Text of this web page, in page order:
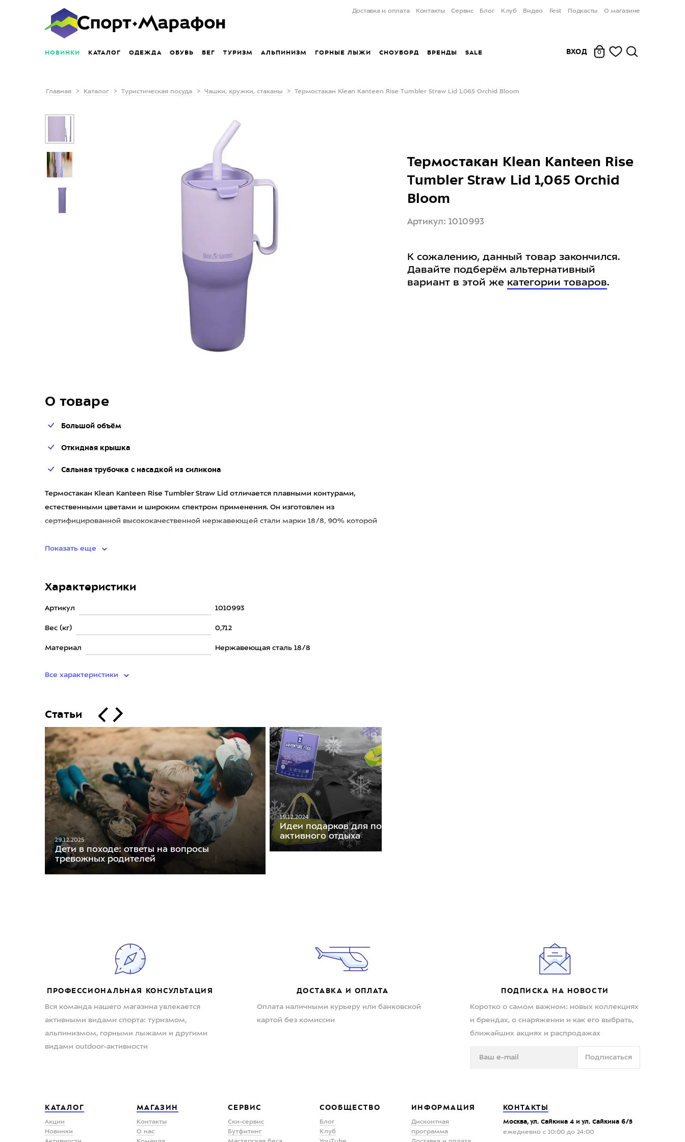
Доставка и оплата Контакты Сервис Блог Клуб Видео Fest Подкасты О магазине
НОВИНКИ КАТАЛОГ ОДЕЖДА ОБУВЬ БЕГ ТУРИЗМ АЛЬПИНИЗМ ГОРНЫЕ ЛЫЖИ СНОУБОРД БРЕНДЫ SALE ВХОД 0
Главная Каталог Туристическая посуда Чашки, кружки, стаканы Термостакан Klean Kanteen Rise Tumbler Straw Lid 1,065 Orchid Bloom
О товаре
Большой объём
Откидная крышка
Сальная трубочка с насадкой из силикона
Термостакан Klean Kanteen Rise Tumbler Straw Lid отличается плавными контурами,
естественными цветами и широким спектром применения. Он изготовлен из
сертифицированной высококачественной нержавеющей стали марки 18/8, 90% которой
Показать еще
Характеристики
Артикул 1010993
Вес (кг) 0,712
Материал Нержавеющая сталь 18/8
Все характеристики
Статьи
29.12.2025
Дети в походе: ответы на вопросы
тревожных родителей
19.12.2024
Идеи подарков для поклонников
активного отдыха
Термостакан Klean Kanteen Rise
Tumbler Straw Lid 1,065 Orchid
Bloom
Артикул: 1010993
К сожалению, данный товар закончился.
Давайте подберём альтернативный
вариант в этой же категории товаров.
ПРОФЕССИОНАЛЬНАЯ КОНСУЛЬТАЦИЯ
Вся команда нашего магазина увлекается
активными видами спорта: туризмом,
альпинизмом, горными лыжами и другими
видами outdoor-активности
ДОСТАВКА И ОПЛАТА
Оплата наличными курьеру или банковской
картой без комиссии
ПОДПИСКА НА НОВОСТИ
Коротко о самом важном: новых коллекциях
и брендах, о снаряжении и как его выбрать,
ближайших акциях и распродажах
Подписаться
КАТАЛОГ
Акции
Новинки
МАГАЗИН
Контакты
О нас
СЕРВИС
Ски-сервис
Бутфитинг
СООБЩЕСТВО
Блог
Клуб
ИНФОРМАЦИЯ
Дисконтная
программа
КОНТАКТЫ
Москва, ул. Сайкина 4 и ул. Сайкина 6/5
ежедневно с 10:00 до 24:00